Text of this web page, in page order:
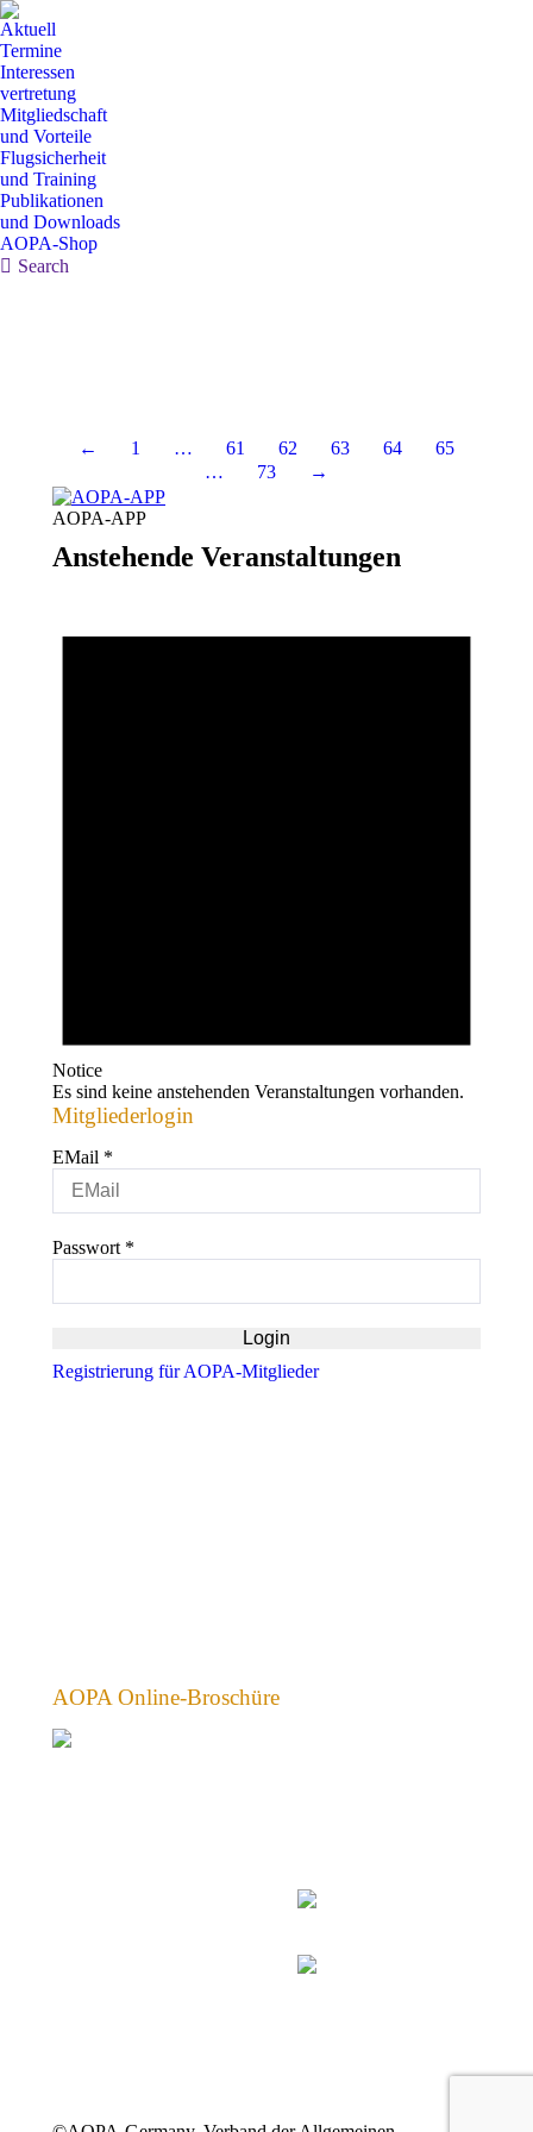
Aktuell
Termine
Interessen
vertretung
Mitgliedschaft
und Vorteile
Flugsicherheit
und Training
Publikationen
und Downloads
AOPA-Shop
Search:
Search
← 1 … 61 62 63 64
65
…
73 →
AOPA-APP
Anstehende Veranstaltungen
Notice
Es sind keine anstehenden Veranstaltungen vorhanden.
Mitgliederlogin
EMail *
Passwort *
Registrierung für AOPA-Mitglieder
AOPA Online-Broschüre